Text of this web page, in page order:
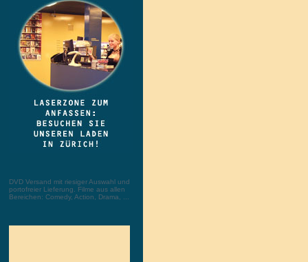
DVD Versand mit riesiger Auswahl und
portofreier Lieferung. Filme aus allen
Bereichen: Comedy, Action, Drama, ...